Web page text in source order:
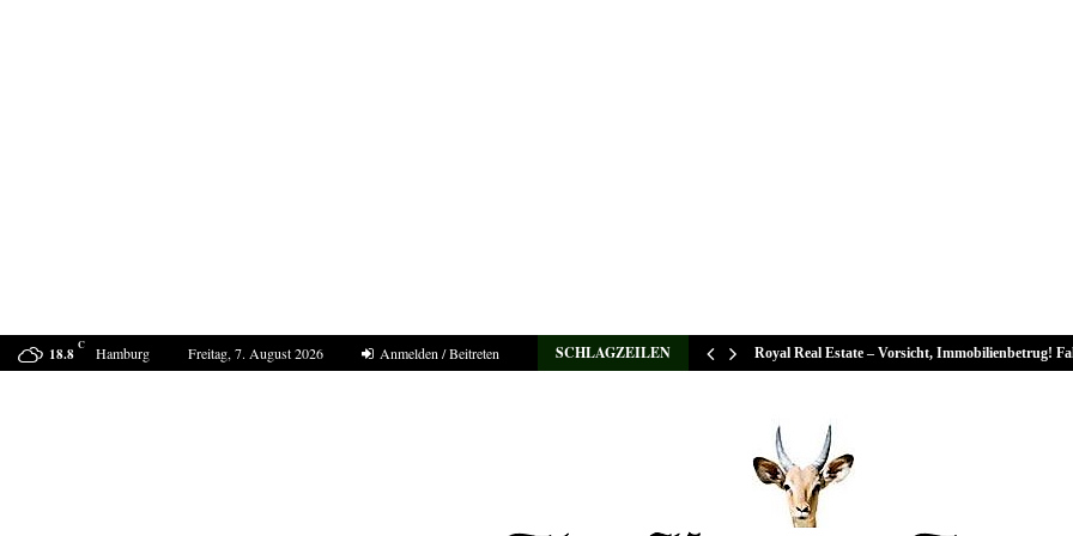
18.8 C Hamburg Freitag, 7. August 2026 Anmelden / Beitreten SCHLAGZEILEN
Bestell-Scam – eine neue Masche Royal Real Estate – Vorsicht, Immobilienbetrug!